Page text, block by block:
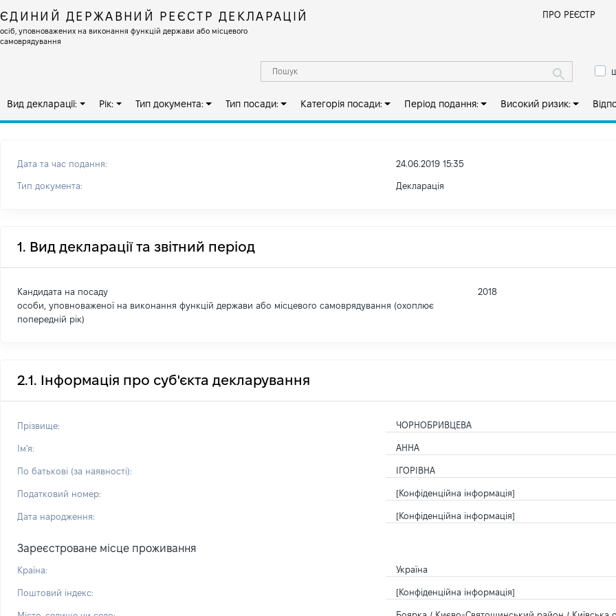
ЄДИНИЙ ДЕРЖАВНИЙ РЕЄСТР ДЕКЛАРАЦІЙ
осіб, уповноважених на виконання функцій держави або місцевого
самоврядування
ПРО РЕЄСТР
Вид декларації: Рік: Тип документа: Тип посади: Категорія посади: Період подання: Високий ризик:
Дата та час подання: 24.06.2019 15:35
Тип документа: Декларація
1. Вид декларації та звітний період
Кандидата на посаду
особи, уповноваженої на виконання функцій держави або місцевого самоврядування (охоплює
попередній рік)
2018
2.1. Інформація про суб'єкта декларування
Прізвище: ЧОРНОБРИВЦЕВА
Ім'я: АННА
По батькові (за наявності): ІГОРІВНА
Податковий номер: [Конфіденційна інформація]
Дата народження: [Конфіденційна інформація]
Зареєстроване місце проживання
Країна: Україна
Поштовий індекс: [Конфіденційна інформація]